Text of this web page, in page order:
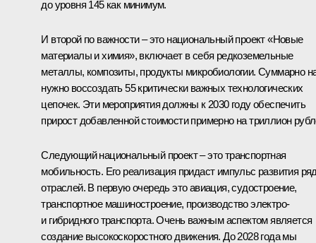
до уровня 145 как минимум.
И второй по важности – это национальный проект «Новые
материалы и химия», включает в себя редкоземельные
металлы, композиты, продукты микробиологии. Суммарно
нужно воссоздать 55 критически важных технологических
цепочек. Эти мероприятия должны к 2030 году обеспечить
прирост добавленной стоимости примерно на триллион
Следующий национальный проект – это транспортная
мобильность. Его реализация придаст импульс развития
отраслей. В первую очередь это авиация, судостроение,
транспортное машиностроение, производство электро-
и гибридного транспорта. Очень важным аспектом является
создание высокоскоростного движения. До 2028 года мы